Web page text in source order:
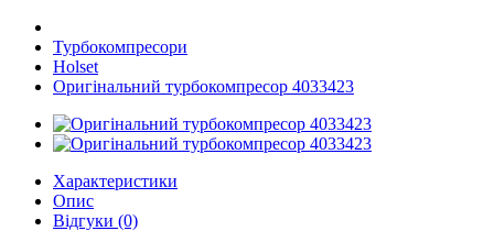
Турбокомпресори
Holset
Оригінальний турбокомпресор 4033423
Характеристики
Опис
Відгуки (0)